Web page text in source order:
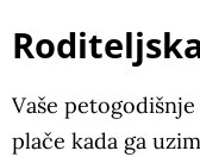
Vaše
plače kada ga